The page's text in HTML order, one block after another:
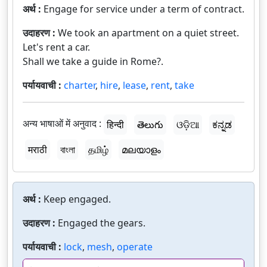
अर्थ : Engage for service under a term of contract.
उदाहरण : We took an apartment on a quiet street.
Let's rent a car.
Shall we take a guide in Rome?.
पर्यायवाची : charter, hire, lease, rent, take
अन्य भाषाओं में अनुवाद : हिन्दी తెలుగు ଓଡ଼ିଆ
ಕನ್ನಡ
मराठी
বাংলা தமிழ் മലയാളം
अर्थ : Keep engaged.
उदाहरण : Engaged the gears.
पर्यायवाची : lock, mesh, operate